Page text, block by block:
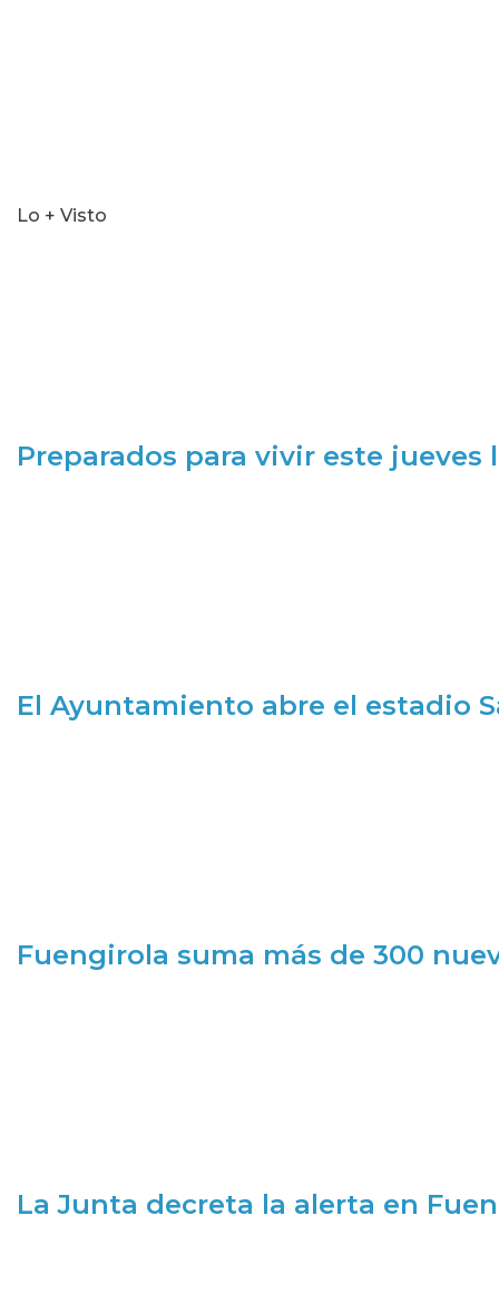
Lo + Visto
Preparados para vivir este jueves
El Ayuntamiento abre el estadio
Fuengirola suma más de 300
La Junta decreta la alerta en